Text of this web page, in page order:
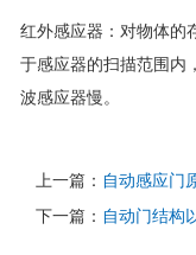
红外感应器：对物体的
于感应器的扫描范围内
波感应器慢。
上一篇： 自动感应门
下一篇： 自动门结构